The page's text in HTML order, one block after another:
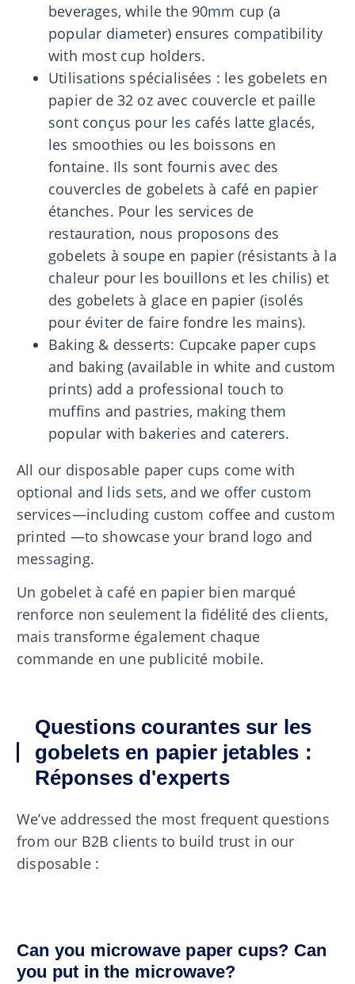
beverages, while the 90mm cup (a
popular diameter) ensures compatibility
with most cup holders.
Utilisations spécialisées : les gobelets en
papier de 32 oz avec couvercle et paille
sont conçus pour les cafés latte glacés,
les smoothies ou les boissons en
fontaine. Ils sont fournis avec des
couvercles de gobelets à café en papier
étanches. Pour les services de
restauration, nous proposons des
gobelets à soupe en papier (résistants à la
chaleur pour les bouillons et les chilis) et
des gobelets à glace en papier (isolés
pour éviter de faire fondre les mains).
Baking & desserts: Cupcake paper cups
and baking (available in white and custom
prints) add a professional touch to
muffins and pastries, making them
popular with bakeries and caterers.
All our disposable paper cups come with
optional and lids sets, and we offer custom
services—including custom coffee and custom
printed —to showcase your brand logo and
messaging.
Un gobelet à café en papier bien marqué
renforce non seulement la fidélité des clients,
mais transforme également chaque
commande en une publicité mobile.
Questions courantes sur les
gobelets en papier jetables :
Réponses d'experts
We’ve addressed the most frequent questions
from our B2B clients to build trust in our
disposable :
Can you microwave paper cups? Can
you put in the microwave?